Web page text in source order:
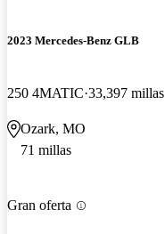
2023 Mercedes-Benz GLB
250 4MATIC 33,397 millas
Ozark, MO
71 millas
Gran oferta